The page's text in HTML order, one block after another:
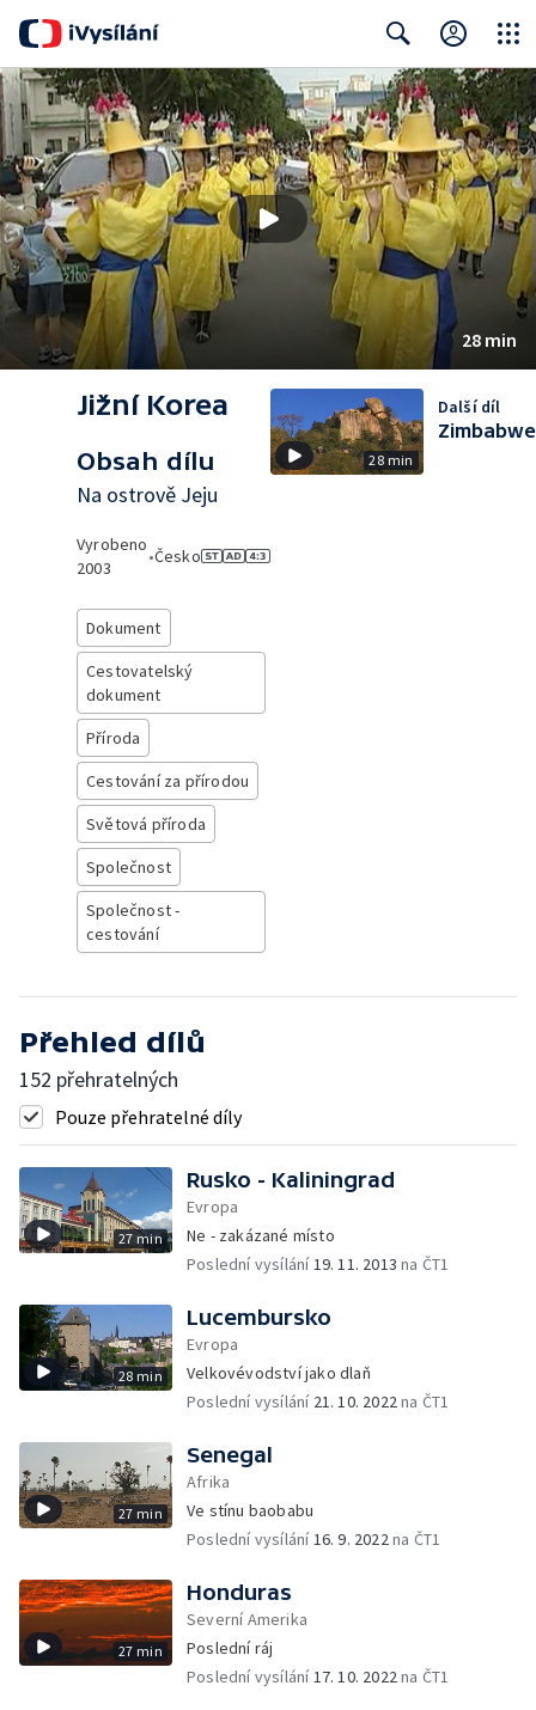
Search Close
28 min
Jižní Korea
Obsah dílu
Na ostrově Jeju
Vyrobeno
2003
•Česko
Dokument
Cestovatelský
dokument
Příroda
Cestování za přírodou
Světová příroda
Společnost
Společnost -
cestování
28 min
Další díl
Zimbabwe
Přehled dílů
152 přehratelných
Pouze přehratelné díly
27 min
Rusko - Kaliningrad
Evropa
Ne - zakázané místo
Poslední vysílání19. 11. 2013 na ČT1
28 min
Lucembursko
Evropa
Velkovévodství jako dlaň
Poslední vysílání 21. 10. 2022na ČT1
27 min
Senegal
Afrika
Ve stínu baobabu
Poslední vysílání16. 9. 2022na ČT1
27 min
Honduras
Severní Amerika
Poslední ráj
Poslední vysílání17. 10. 2022na ČT1